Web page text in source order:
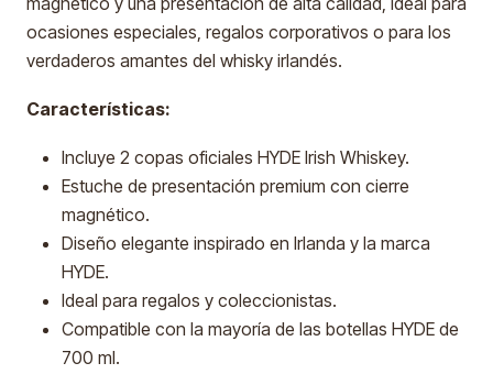
ocasiones especiales, regalos corporativos o para los
verdaderos amantes del whisky irlandés.
Características:
Incluye 2 copas oficiales HYDE Irish Whiskey.
Estuche de presentación premium con cierre
magnético.
Diseño elegante inspirado en Irlanda y la marca
HYDE.
Ideal para regalos y coleccionistas.
Compatible con la mayoría de las botellas HYDE de
700 ml.